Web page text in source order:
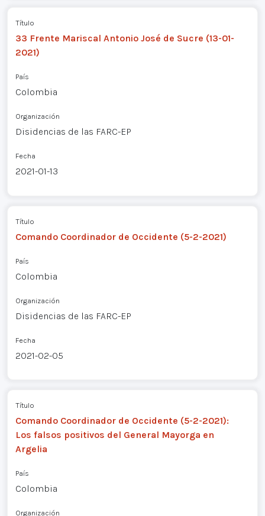
Título
33 Frente Mariscal Antonio José de Sucre (13-01-
2021)
País
Colombia
Organización
Disidencias de las FARC-EP
Fecha
2021-01-13
Título
Comando Coordinador de Occidente (5-2-2021)
País
Colombia
Organización
Disidencias de las FARC-EP
Fecha
2021-02-05
Título
Comando Coordinador de Occidente (5-2-2021):
Los falsos positivos del General Mayorga en
Argelia
País
Colombia
Organización